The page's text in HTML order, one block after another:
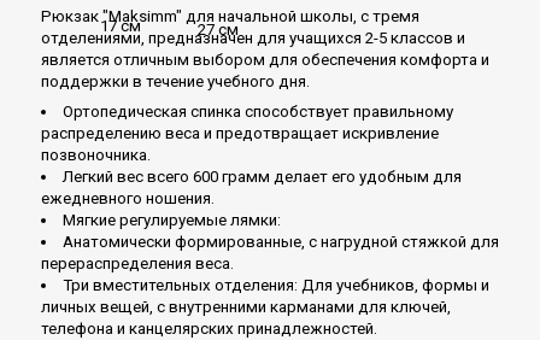
17 см 27 см
Рюкзак "Maksimm" для начальной школы, с тремя
отделениями, предназначен для учащихся 2-5 классов и
является отличным выбором для обеспечения комфорта и
поддержки в течение учебного дня.
Ортопедическая спинка cпособствует правильному
распределению веса и предотвращает искривление
позвоночника.
Легкий вес всего 600 грамм делает его удобным для
ежедневного ношения.
Мягкие регулируемые лямки:
Анатомически формированные, с нагрудной стяжкой для
перераспределения веса.
Три вместительных отделения: Для учебников, формы и
личных вещей, с внутренними карманами для ключей,
телефона и канцелярских принадлежностей.